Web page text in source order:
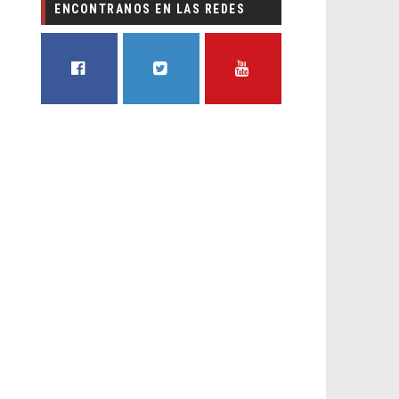
ENCONTRANOS EN LAS REDES